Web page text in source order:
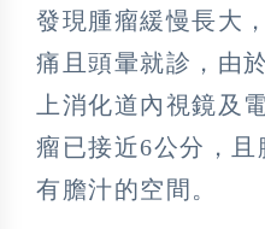
發現腫瘤緩慢長大
痛且頭暈就診，由
上消化道內視鏡及
瘤已接近6公分，且
有膽汁的空間。